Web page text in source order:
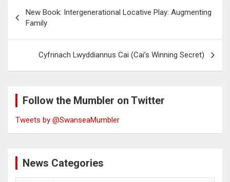
navigation
New Book: Intergenerational Locative Play: Augmenting
Family
Cyfrinach Lwyddiannus Cai (Cai’s Winning Secret)
Follow the Mumbler on Twitter
Tweets by @SwanseaMumbler
News Categories